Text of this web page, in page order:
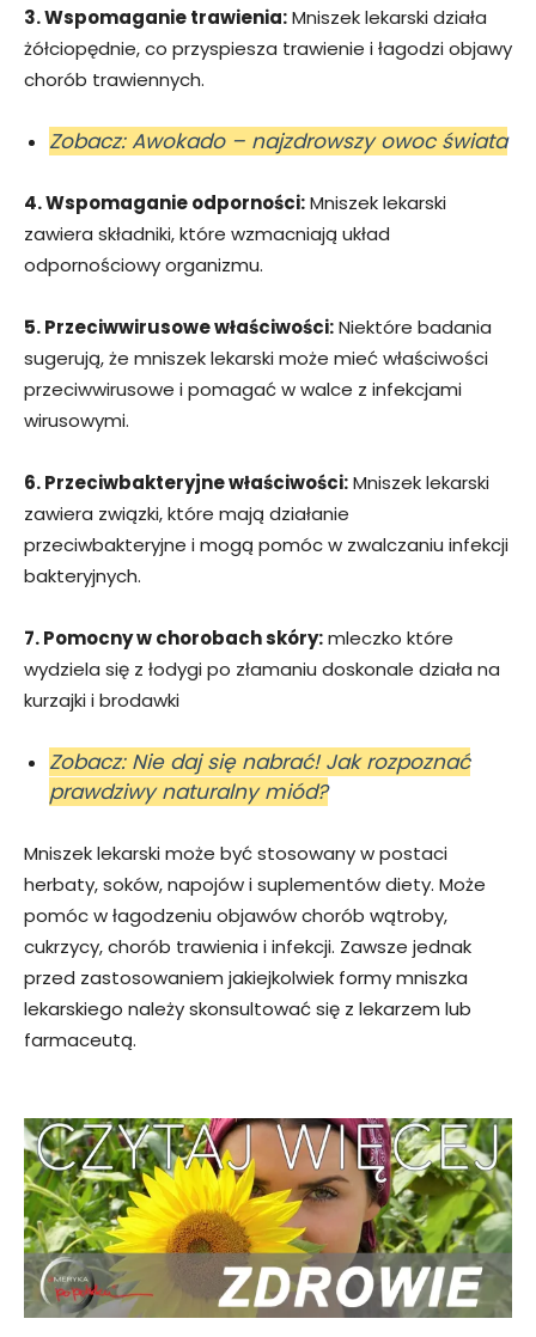
3. Wspomaganie trawienia:Mniszek lekarski działa
żółciopędnie, co przyspiesza trawienie i łagodzi objawy
chorób trawiennych.
Zobacz: Awokado – najzdrowszy owoc świata
4. Wspomaganie odporności:Mniszek lekarski
zawiera składniki, które wzmacniają układ
odpornościowy organizmu.
5. Przeciwwirusowe właściwości:Niektóre badania
sugerują, że mniszek lekarski może mieć właściwości
przeciwwirusowe i pomagać w walce z infekcjami
wirusowymi.
6. Przeciwbakteryjne właściwości:Mniszek lekarski
zawiera związki, które mają działanie
przeciwbakteryjne i mogą pomóc w zwalczaniu infekcji
bakteryjnych.
7. Pomocny w chorobach skóry:mleczko które
wydziela się z łodygi po złamaniu doskonale działa na
kurzajki i brodawki
Zobacz: Nie daj się nabrać! Jak rozpoznać
prawdziwy naturalny miód?
Mniszek lekarski może być stosowany w postaci
herbaty, soków, napojów i suplementów diety. Może
pomóc w łagodzeniu objawów chorób wątroby,
cukrzycy, chorób trawienia i infekcji. Zawsze jednak
przed zastosowaniem jakiejkolwiek formy mniszka
lekarskiego należy skonsultować się z lekarzem lub
farmaceutą.